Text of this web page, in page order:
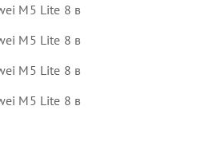
ремонт Huawei M5 Lite 8
этом качество остаётся
типичных неисправностей
часов, сложный ремонт
сроков с клиентом. Каждое
контроль качества перед
M5 Lite 8 в
M5 Lite 8 в
M5 Lite 8 в
M5 Lite 8 в
M5 Lite 8 в